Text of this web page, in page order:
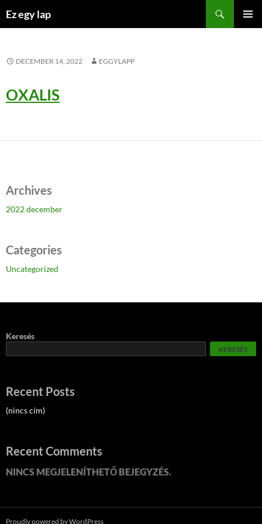
Ez egy lap
DECEMBER 14, 2022 EGGYLAPP
OXALIS
Archives
2022 december
Categories
Uncategorized
Keresés
KERESÉS
Recent Posts
(nincs cím)
Recent Comments
NINCS MEGJELENÍTHETŐ BEJEGYZÉS.
Proudly powered by WordPress